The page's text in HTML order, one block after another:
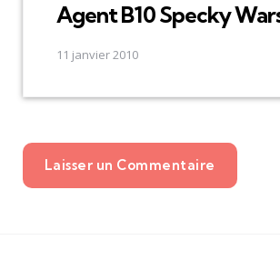
Agent B10 Specky
11 janvier 2010
Laisser un Commentaire